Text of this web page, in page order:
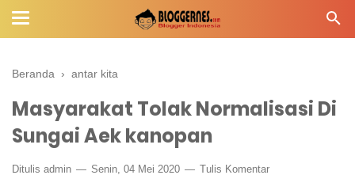
Beranda › antar kita
Masyarakat Tolak Normalisasi Di
Sungai Aek kanopan
Ditulis admin Senin, 04 Mei 2020 Tulis Komentar